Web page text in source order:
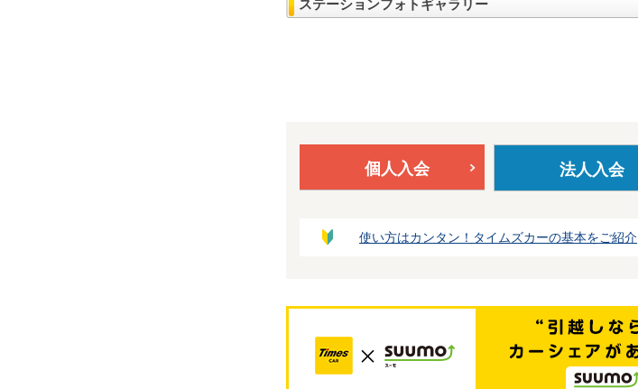
ステーションフォトギャラリー
個人入会 法人入会
使い方はカンタン！タイムズカーの基本をご紹介